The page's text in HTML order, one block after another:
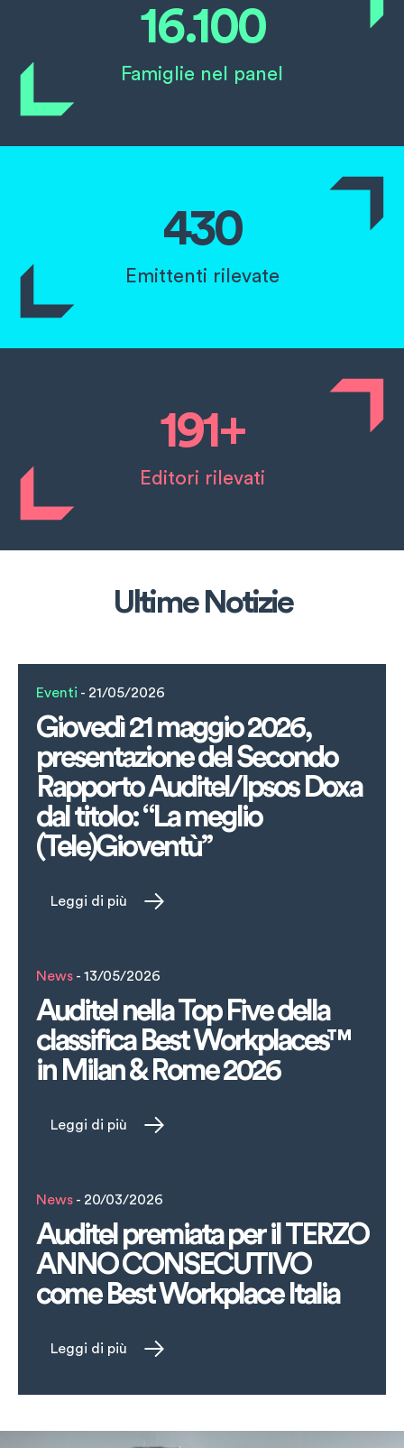
16.100
Famiglie nel panel
430
Emittenti rilevate
191+
Editori rilevati
Ultime Notizie
Eventi - 21/05/2026
Giovedì 21 maggio 2026,
presentazione del Secondo
Rapporto Auditel/Ipsos Doxa
dal titolo: “La meglio
(Tele)Gioventù”
Leggi di più
News - 13/05/2026
Auditel nella Top Five della
classifica Best Workplaces™
in Milan & Rome 2026
Leggi di più
News - 20/03/2026
Auditel premiata per il TERZO
ANNO CONSECUTIVO
come Best Workplace Italia
Leggi di più